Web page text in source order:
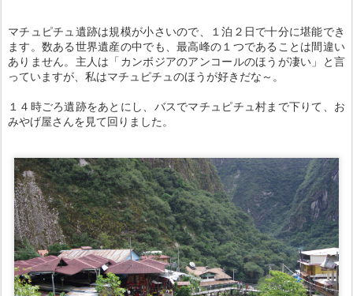
マチュピチュ遺跡は規模が小さいので、１泊２日で十分に堪能でき
ます。数ある世界遺産の中でも、最高峰の１つであることは間違い
ありません。主人は「カンボジアのアンコールのほうが凄い」と言
っていますが、私はマチュピチュのほうが好きだな～。
１４時ごろ遺跡をあとにし、バスでマチュピチュ村まで下りて、お
みやげ屋さんを見て回りました。